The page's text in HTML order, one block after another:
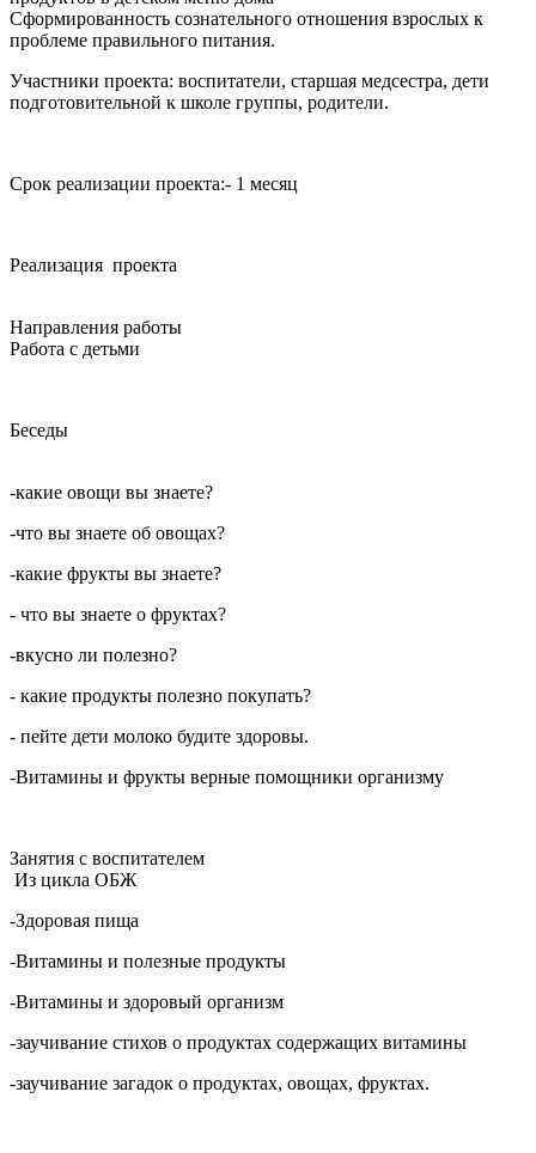
Сформированность сознательного отношения взрослых к
проблеме правильного питания.
Участники проекта: воспитатели, старшая медсестра, дети
подготовительной к школе группы, родители.
Срок реализации проекта:- 1 месяц
Реализация проекта
Направления работы
Работа с детьми
Беседы
-какие овощи вы знаете?
-что вы знаете об овощах?
-какие фрукты вы знаете?
- что вы знаете о фруктах?
-вкусно ли полезно?
- какие продукты полезно покупать?
- пейте дети молоко будите здоровы.
-Витамины и фрукты верные помощники организму
Занятия с воспитателем
Из цикла ОБЖ
-Здоровая пища
-Витамины и полезные продукты
-Витамины и здоровый организм
-заучивание стихов о продуктах содержащих витамины
-заучивание загадок о продуктах, овощах, фруктах.